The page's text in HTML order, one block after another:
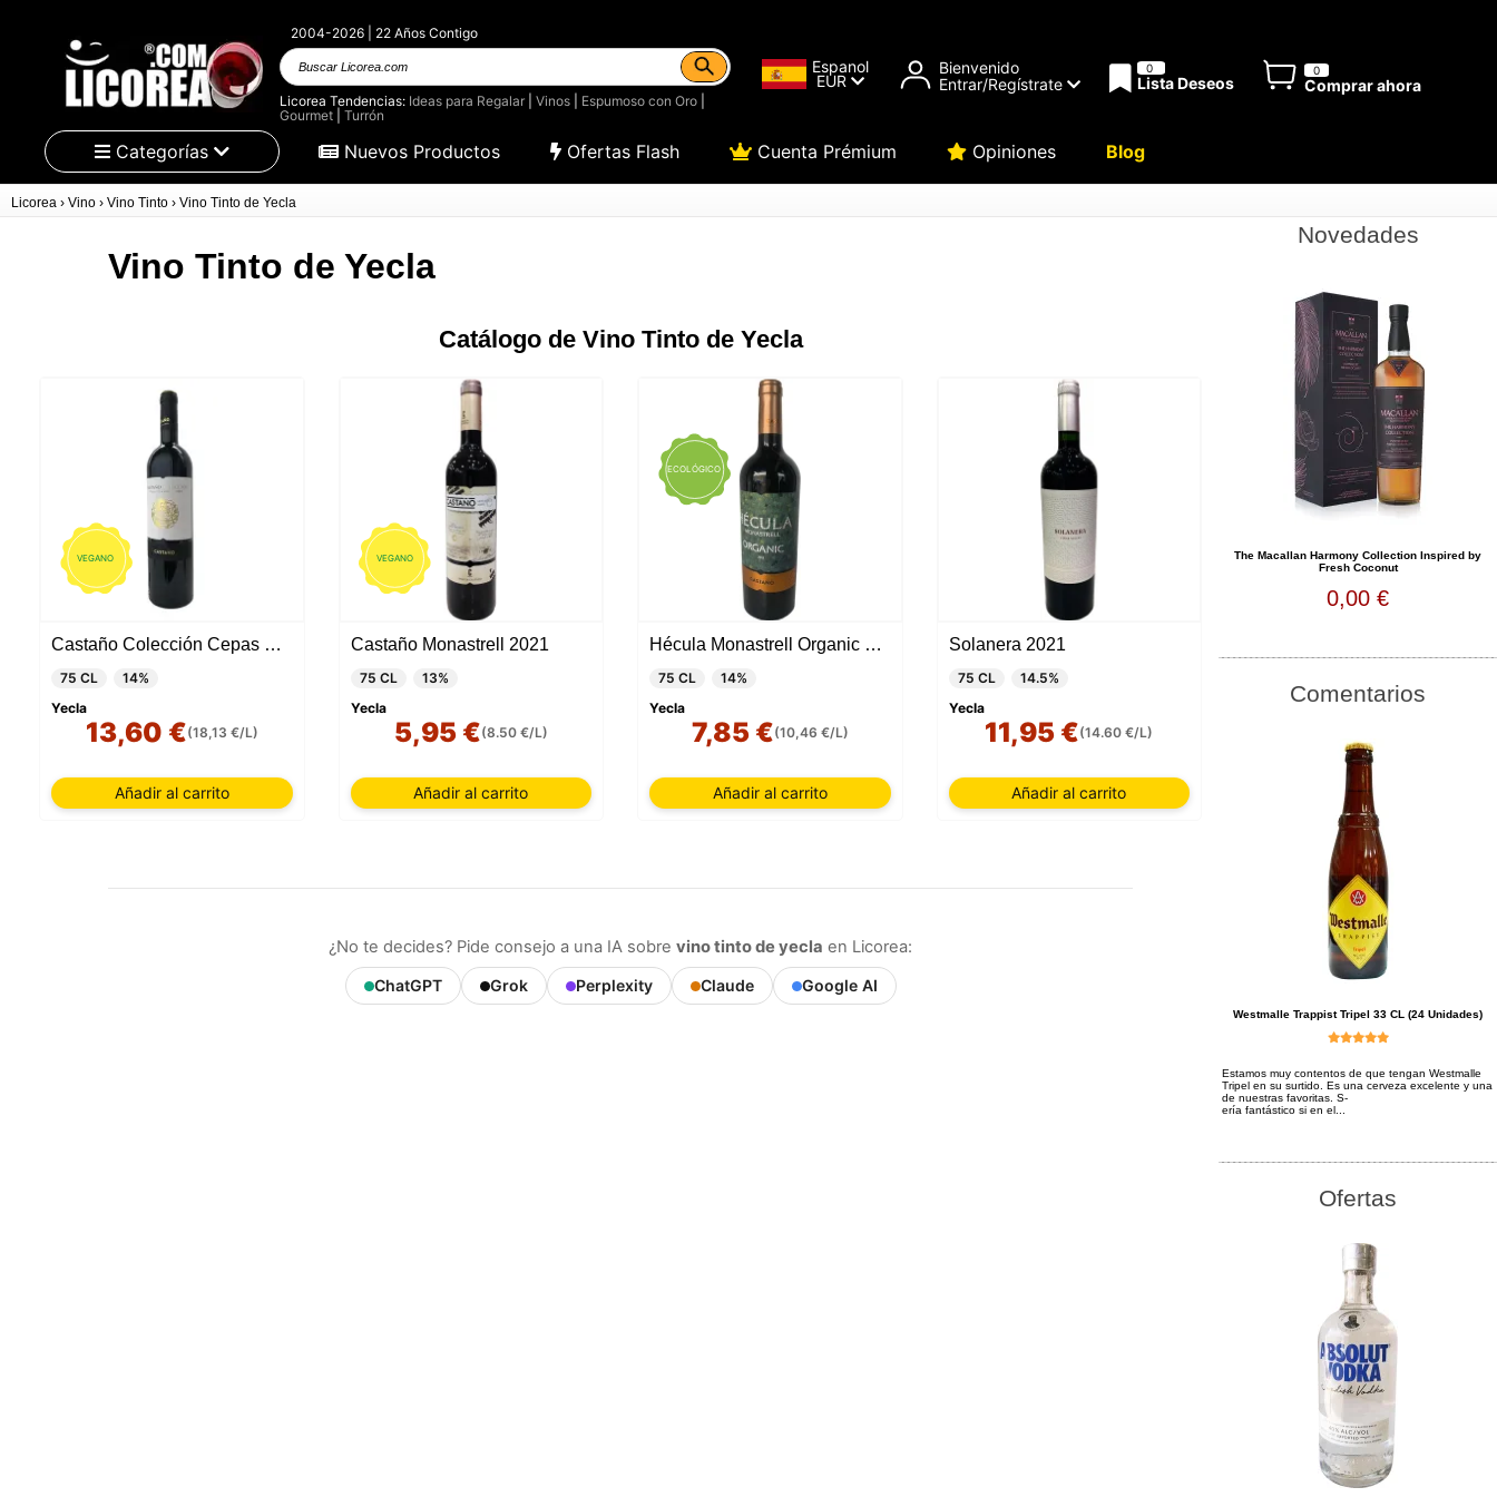
2004-2026 | 22 Años Contigo
Buscar
Licorea.com
Licorea Tendencias: Ideas para Regalar| Vinos| Espumoso con Oro|
Gourmet| Turrón
Espanol
EUR
Bienvenido
Entrar/Regístrate
0
Lista Deseos
0
Comprar ahora
Categorías Nuevos Productos Ofertas Flash Cuenta Prémium Opiniones Blog
Licorea › Vino › Vino Tinto › Vino Tinto de Yecla
Vino Tinto de Yecla
Catálogo de Vino Tinto de Yecla
VEGANO
Castaño Colección Cepas Viejas 2019
75 CL
14%
Yecla
13,60 €(18,13 €/L)
Añadir al carrito
VEGANO
Castaño Monastrell 2021
75 CL
13%
Yecla
5,95 €(8.50 €/L)
Añadir al carrito
ECOLÓGICO
Hécula Monastrell Organic 2022
75 CL
14%
Yecla
7,85 €(10,46 €/L)
Añadir al carrito
Solanera 2021
75 CL
14.5%
Yecla
11,95 €(14.60 €/L)
Añadir al carrito
¿No te decides? Pide consejo a una IA sobre vino tinto de yecla en Licorea:
ChatGPT Grok Perplexity Claude Google AI
Novedades
The Macallan Harmony Collection Inspired by
Fresh Coconut
0,00 €
Comentarios
Westmalle Trappist Tripel 33 CL (24 Unidades)
Estamos muy contentos de que tengan Westmalle
Tripel en su surtido. Es una cerveza excelente y una
de nuestras favoritas. S-
ería fantástico si en el...
Ofertas